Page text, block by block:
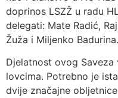
doprinos LSZŽ u radu
delegati: Mate Radić,
Žuža i Miljenko Badurina.
Djelatnost ovog
lovcima. Potrebno je
dvije značajne obljetnice